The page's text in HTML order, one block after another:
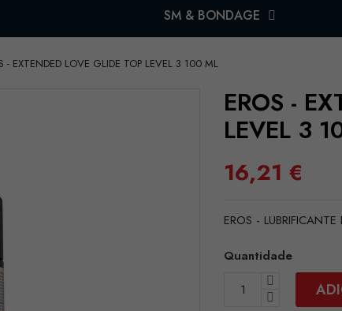
SM & BONDAGE
- EXTENDED LOVE GLIDE TOP LEVEL 3 100 ML
EROS -
LEVEL 3
16,21 €
EROS -
Quantidade